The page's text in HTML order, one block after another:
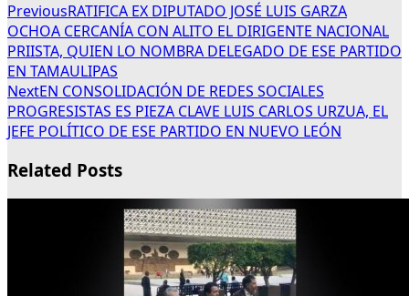
PreviousRATIFICA EX DIPUTADO JOSÉ LUIS GARZA
OCHOA CERCANÍA CON ALITO EL DIRIGENTE NACIONAL
PRIISTA, QUIEN LO NOMBRA DELEGADO DE ESE PARTIDO
EN TAMAULIPAS
NextEN CONSOLIDACIÓN DE REDES SOCIALES
PROGRESISTAS ES PIEZA CLAVE LUIS CARLOS URZUA, EL
JEFE POLÍTICO DE ESE PARTIDO EN NUEVO LEÓN
Related Posts